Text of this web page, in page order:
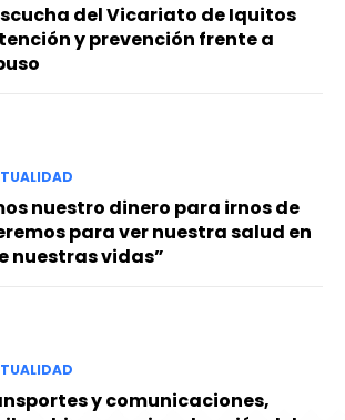
del Vicariato de Iquitos
y prevención frente a
nuestro dinero para irnos de
para ver nuestra salud en
nuestras vidas”
y comunicaciones,